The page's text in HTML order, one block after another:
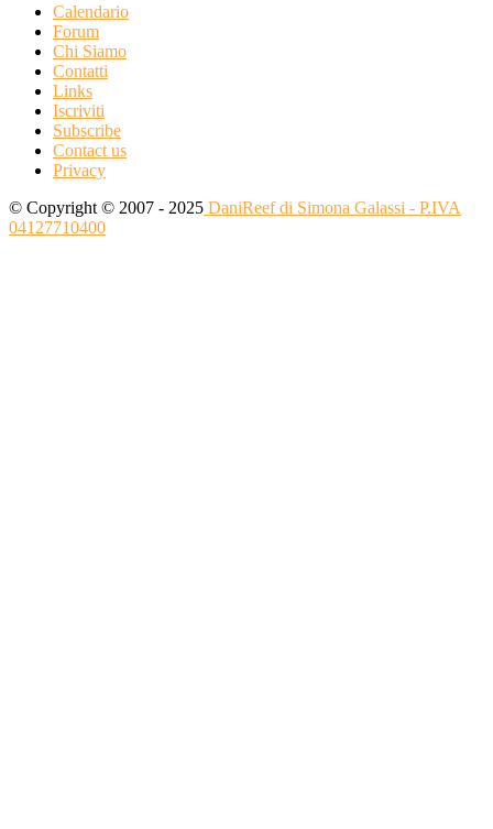
Calendario
Forum
Chi Siamo
Contatti
Links
Iscriviti
Subscribe
Contact us
Privacy
© Copyright © 2007 - 2025 DaniReef di Simona Galassi - P.IVA
04127710400